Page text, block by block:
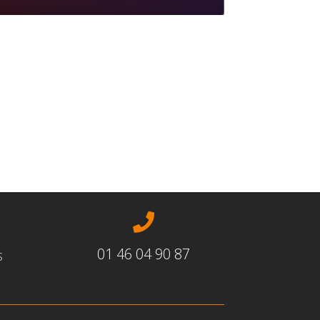

01 46 04 90 87